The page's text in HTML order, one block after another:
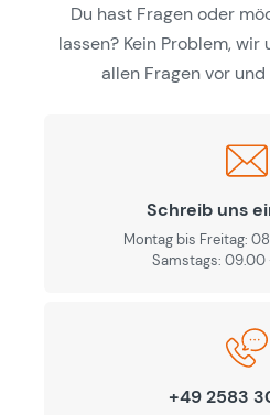
Du hast Fragen oder
lassen? Kein Problem,
allen Fragen vor
Schreib uns
Montag bis Freitag:
Samstags: 09.00
+49 2583